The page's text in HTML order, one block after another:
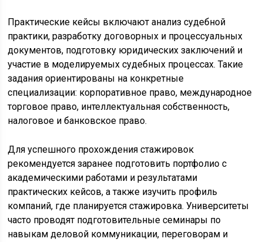
Практические кейсы включают анализ судебной
практики, разработку договорных и процессуальных
документов, подготовку юридических заключений и
участие в моделируемых судебных процессах. Такие
задания ориентированы на конкретные
специализации: корпоративное право, международное
торговое право, интеллектуальная собственность,
налоговое и банковское право.
Для успешного прохождения стажировок
рекомендуется заранее подготовить портфолио с
академическими работами и результатами
практических кейсов, а также изучить профиль
компаний, где планируется стажировка. Университеты
часто проводят подготовительные семинары по
навыкам деловой коммуникации, переговорам и